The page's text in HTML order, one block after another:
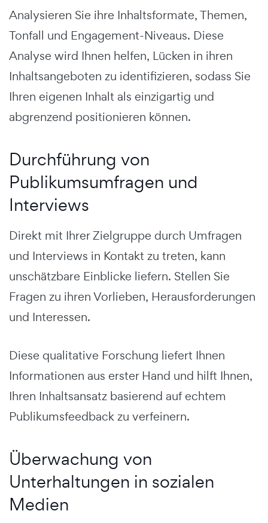
Analysieren Sie ihre Inhaltsformate, Themen,
Tonfall und Engagement-Niveaus. Diese
Analyse wird Ihnen helfen, Lücken in ihren
Inhaltsangeboten zu identifizieren, sodass Sie
Ihren eigenen Inhalt als einzigartig und
abgrenzend positionieren können.
Durchführung von
Publikumsumfragen und
Interviews
Direkt mit Ihrer Zielgruppe durch Umfragen
und Interviews in Kontakt zu treten, kann
unschätzbare Einblicke liefern. Stellen Sie
Fragen zu ihren Vorlieben, Herausforderungen
und Interessen.
Diese qualitative Forschung liefert Ihnen
Informationen aus erster Hand und hilft Ihnen,
Ihren Inhaltsansatz basierend auf echtem
Publikumsfeedback zu verfeinern.
Überwachung von
Unterhaltungen in sozialen
Medien